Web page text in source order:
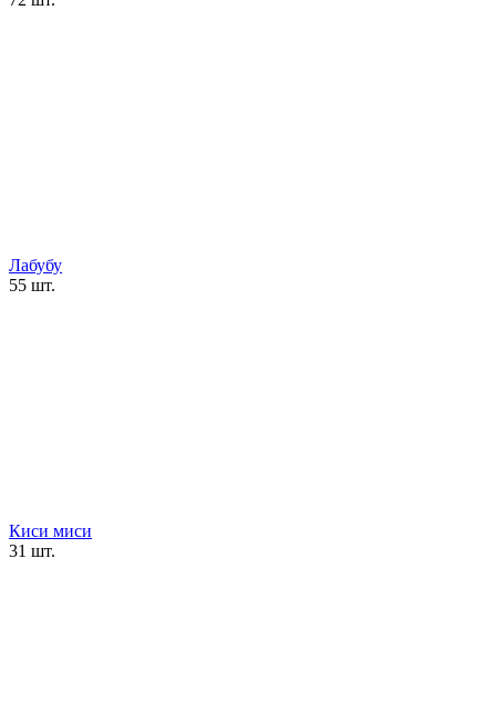
Лабубу
55 шт.
Киси миси
31 шт.